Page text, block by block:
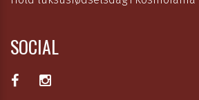
SOCIAL